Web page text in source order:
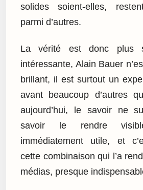
solides soient-elles,
parmi d’autres.
La vérité est donc plus
intéressante, Alain Bauer
brillant, il est surtout un
avant beaucoup d’autres
aujourd’hui, le savoir ne
savoir le rendre
immédiatement utile, et
cette combinaison qui l’a
médias, presque